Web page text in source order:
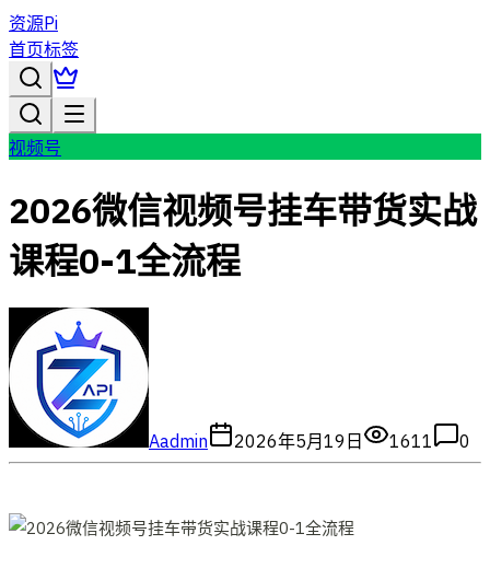
资源Pi
首页标签
视频号
2026微信视频号挂车带货实战
课程0-1全流程
Aadmin 2026年5月19日 1611 0